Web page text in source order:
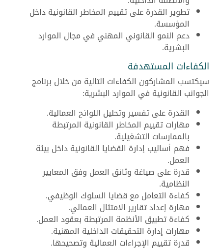
تطوير القدرة على تقييم المخاطر القانونية داخل
المؤسسة.
دعم النمو القانوني المهني في مجال الموارد
البشرية.
الكفاءات المستهدفة
سيكتسب المشاركون الكفاءات التالية من خلال برنامج
الجوانب القانونية في الموارد البشرية:
القدرة على تفسير وتحليل اللوائح العمالية.
مهارات تقييم المخاطر القانونية المرتبطة
بالممارسات التشغيلية.
فهم أساليب إدارة القضايا القانونية داخل بيئة
العمل.
قدرة على صياغة وثائق العمل وفق المعايير
النظامية.
كفاءة التعامل مع قضايا السلوك الوظيفي.
مهارة إعداد تقارير الامتثال العمالي.
كفاءة تطبيق الأنظمة المرتبطة بعقود العمل.
مهارات إدارة التحقيقات الداخلية المهنية.
قدرة تقييم الإجراءات العمالية وتصحيحها.